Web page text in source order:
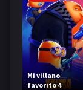
Mi villano
favorito 4